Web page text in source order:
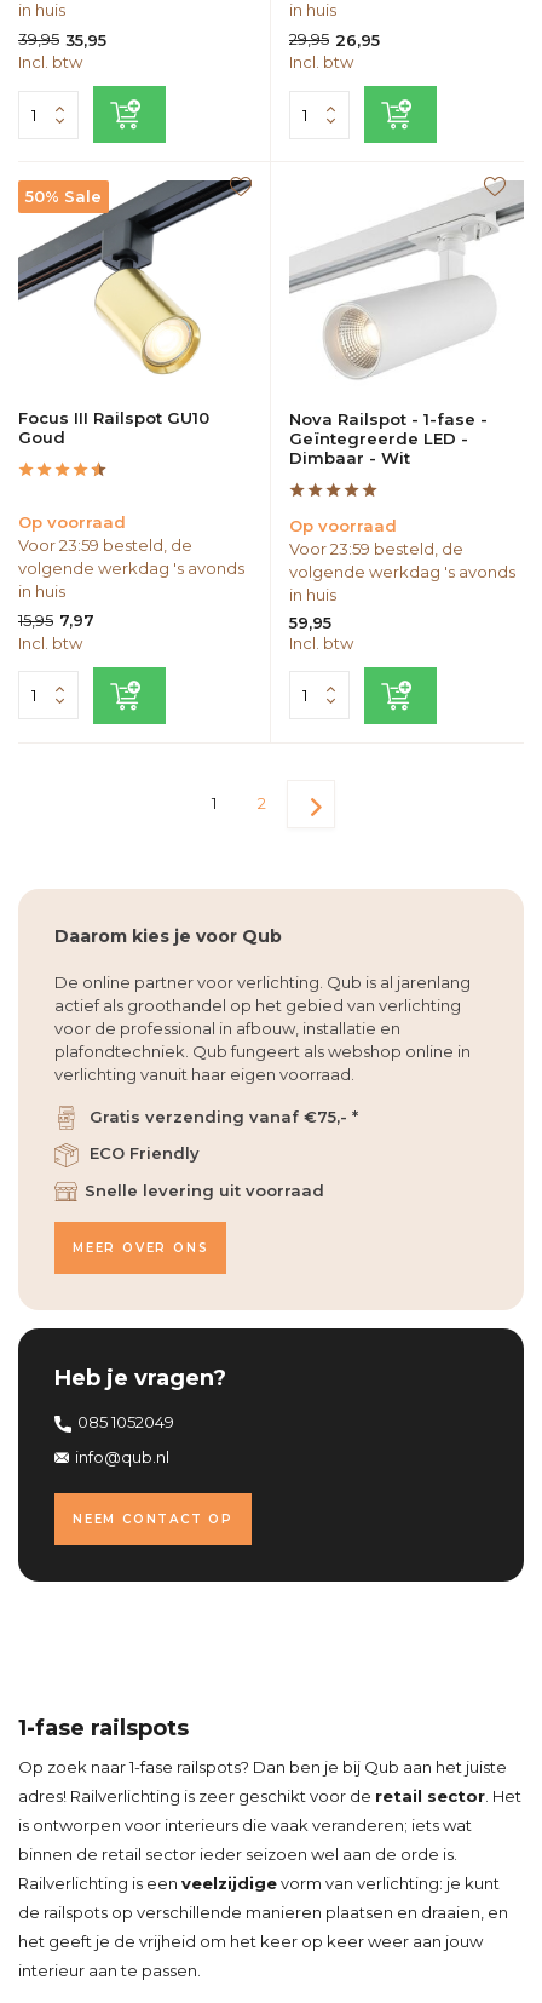
in huis
39,95 35,95
Incl. btw
in huis
29,95 26,95
Incl. btw
50% Sale
Focus III Railspot GU10
Goud
Op voorraad
Voor 23:59 besteld, de
volgende werkdag 's avonds
in huis
15,95 7,97
Incl. btw
Nova Railspot - 1-fase -
Geïntegreerde LED -
Dimbaar - Wit
Op voorraad
Voor 23:59 besteld, de
volgende werkdag 's avonds
in huis
59,95
Incl. btw
1 2
Heb je vragen?
085 1052049
info@qub.nl
NEEM CONTACT OP
Daarom kies je voor Qub
De online partner voor verlichting. Qub is al jarenlang
actief als groothandel op het gebied van verlichting
voor de professional in afbouw, installatie en
plafondtechniek. Qub fungeert als webshop online in
verlichting vanuit haar eigen voorraad.
Gratis verzending vanaf €75,- *
ECO Friendly
Snelle levering uit voorraad
MEER OVER ONS
1-fase railspots
Op zoek naar 1-fase railspots? Dan ben je bij Qub aan het juiste
adres! Railverlichting is zeer geschikt voor de retail sector. Het
is ontworpen voor interieurs die vaak veranderen; iets wat
binnen de retail sector ieder seizoen wel aan de orde is.
Railverlichting is een veelzijdigevorm van verlichting: je kunt
de railspots op verschillende manieren plaatsen en draaien, en
het geeft je de vrijheid om het keer op keer weer aan jouw
interieur aan te passen.